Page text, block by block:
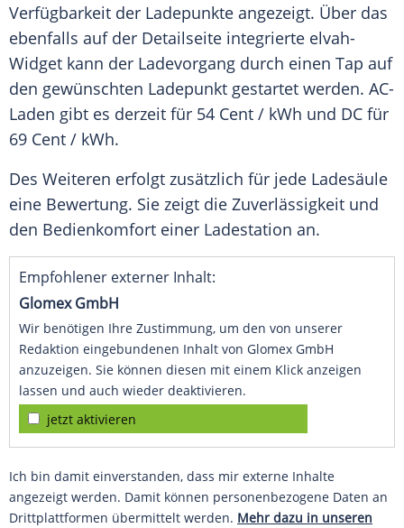
Verfügbarkeit der Ladepunkte angezeigt. Über das
ebenfalls auf der Detailseite integrierte elvah-
Widget kann der Ladevorgang durch einen Tap auf
den gewünschten Ladepunkt gestartet werden. AC-
Laden gibt es derzeit für 54 Cent / kWh und DC für
69 Cent / kWh.
Des Weiteren erfolgt zusätzlich für jede Ladesäule
eine Bewertung. Sie zeigt die Zuverlässigkeit und
den Bedienkomfort einer Ladestation an.
Empfohlener externer Inhalt:
Glomex GmbH
Wir benötigen Ihre Zustimmung, um den von unserer
Redaktion eingebundenen Inhalt von Glomex GmbH
anzuzeigen. Sie können diesen mit einem Klick anzeigen
lassen und auch wieder deaktivieren.
jetzt aktivieren
Ich bin damit einverstanden, dass mir externe Inhalte
angezeigt werden. Damit können personenbezogene Daten an
Drittplattformen übermittelt werden. Mehr dazu in unseren